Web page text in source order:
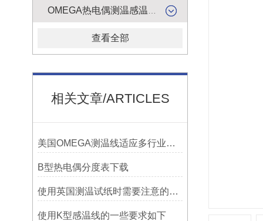
查看全部
相关文章/ARTICLES
美国OMEGA测温线适应多行业需求
B型热电偶分度表下载
使用英国测温试纸时需要注意的事项
使用K型感温线的一些要求如下